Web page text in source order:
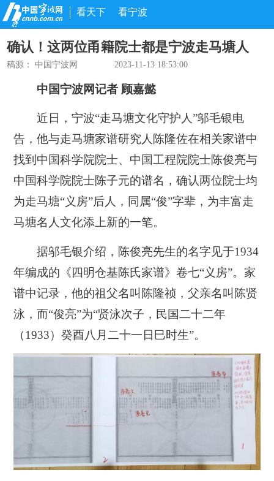
看天下 看宁波
确认！这两位甬籍院士都是宁波走马塘人
稿源： 中国宁波网 2023-11-13 18:53:00
中国宁波网记者 顾嘉懿
近日，宁波“走马塘文化守护人”邬毛银电
告，他与走马塘家谱研究人陈隆佐在相关家谱中
找到中国科学院院士、中国工程院院士陈俊亮与
中国科学院院士陈子元的谱名，确认两位院士均
为走马塘“义房”后人，同属“俊”字辈，为丰富走
马塘名人文化添上新的一笔。
据邬毛银介绍，陈俊亮先生的名字见于1934
年编成的《四明仓基陈氏家谱》卷七“义房”。家
谱中记录，他的祖父名叫陈隆祯，父亲名叫陈贤
泳，而“俊亮”为“贤泳次子，民国二十二年
（1933）癸酉八月二十一日巳时生”。